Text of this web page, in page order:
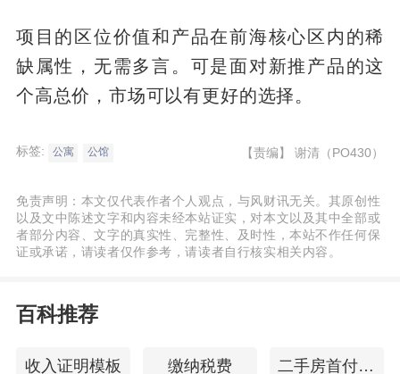
项目的区位价值和产品在前海核心区内的稀
缺属性，无需多言。可是面对新推产品的这
个高总价，市场可以有更好的选择。
标签: 公寓 公馆 【责编】 谢清（PO430）
免责声明：本文仅代表作者个人观点，与风财讯无关。其原创性
以及文中陈述文字和内容未经本站证实，对本文以及其中全部或
者部分内容、文字的真实性、完整性、及时性，本站不作任何保
证或承诺，请读者仅作参考，请读者自行核实相关内容。
百科推荐
收入证明模板 缴纳税费 二手房首付比例